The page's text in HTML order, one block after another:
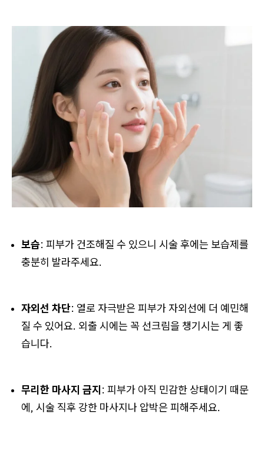
보습: 피부가 건조해질 수 있으니 시술 후에는 보습제를
충분히 발라주세요.
자외선 차단: 열로 자극받은 피부가 자외선에 더 예민해
질 수 있어요. 외출 시에는 꼭 선크림을 챙기시는 게 좋
습니다.
무리한 마사지 금지: 피부가 아직 민감한 상태이기 때문
에, 시술 직후 강한 마사지나 압박은 피해주세요.